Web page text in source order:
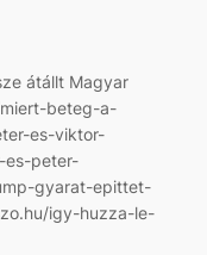
átállt Magyar
beteg-a-
es-viktor-
es-peter-
gyarat-epittet-
igy-huzza-le-